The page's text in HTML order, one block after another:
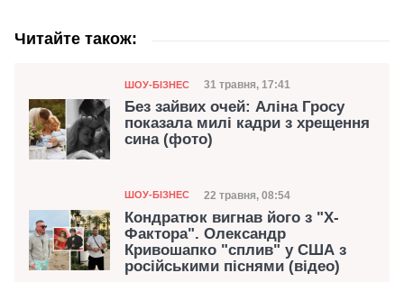
Читайте також:
Категорія
ШОУ-БІЗНЕС Дата публікації
31 травня, 17:41
Без зайвих очей: Аліна Гросу
показала милі кадри з хрещення
сина (фото)
Категорія
ШОУ-БІЗНЕС Дата публікації
22 травня, 08:54
Кондратюк вигнав його з "Х-
Фактора". Олександр
Кривошапко "сплив" у США з
російськими піснями (відео)